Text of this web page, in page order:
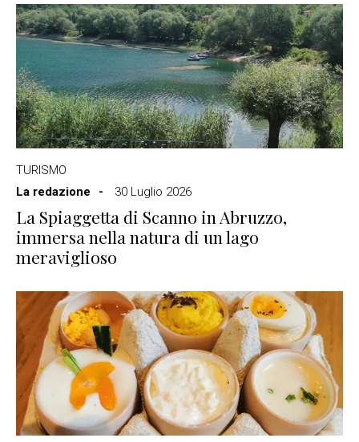
TURISMO
La redazione
30 Luglio 2026
La Spiaggetta di Scanno in Abruzzo,
immersa nella natura di un lago
meraviglioso